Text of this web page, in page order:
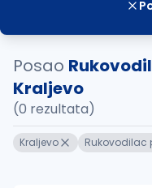
Posao
Kraljevo
(0 rezultata)
Kraljevo Rukovodilac